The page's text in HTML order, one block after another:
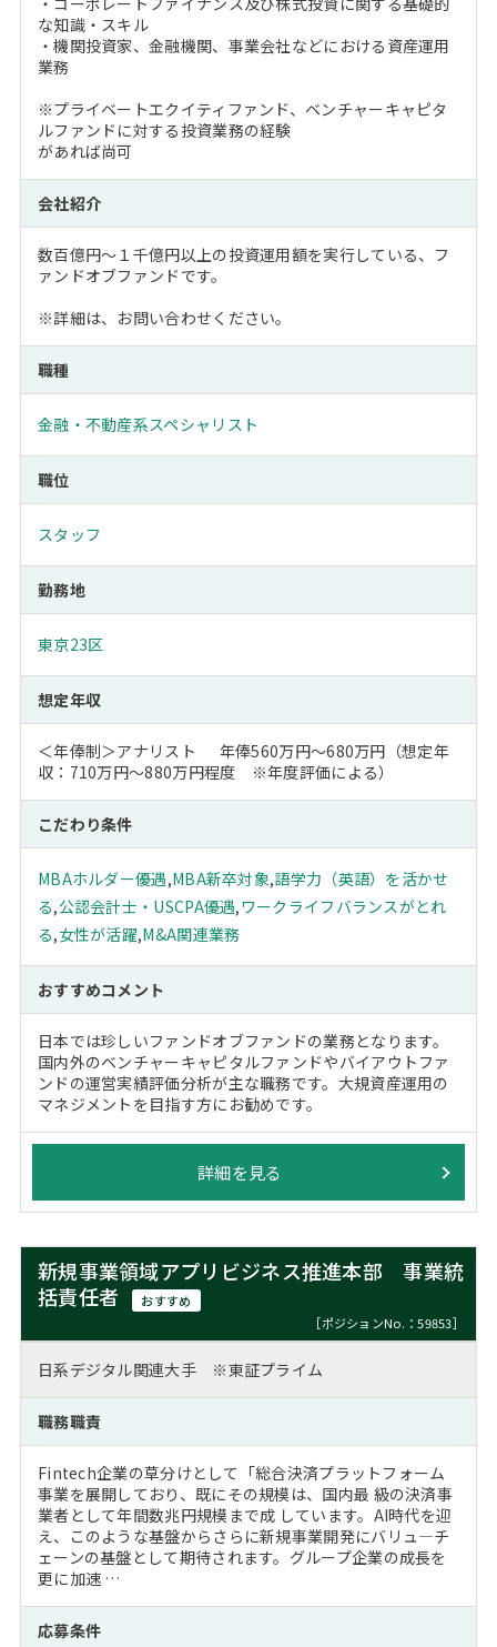
な知識・スキル
・機関投資家、金融機関、事業会社などにおける資産運用
業務
※プライベートエクイティファンド、ベンチャーキャピタ
ルファンドに対する投資業務の経験
があれば尚可
会社紹介
数百億円～１千億円以上の投資運用額を実行している、フ
ァンドオブファンドです。
※詳細は、お問い合わせください。
職種
金融・不動産系スペシャリスト
職位
スタッフ
勤務地
東京23区
想定年収
＜年俸制＞アナリスト 年俸560万円～680万円（想定年
収：710万円～880万円程度 ※年度評価による）
こだわり条件
MBAホルダー優遇,MBA新卒対象,語学力（英語）を活かせ
る,公認会計士・USCPA優遇, ワークライフバランスがとれ
る,女性が活躍,M&A関連業務
おすすめコメント
日本では珍しいファンドオブファンドの業務となります。
国内外のベンチャーキャピタルファンドやバイアウトファ
ンドの運営実績評価分析が主な職務です。大規資産運用の
マネジメントを目指す方にお勧めです。
詳細を見る
新規事業領域アプリビジネス推進本部 事業統
括責任者
おすすめ
［ポジションNo.：59853］
日系デジタル関連大手 ※東証プライム
職務職責
Fintech企業の草分けとして「総合決済プラットフォーム
事業を展開しており、既にその規模は、国内最 級の決済事
業者として年間数兆円規模まで成 しています。AI時代を迎
え、このような基盤からさらに新規事業開発にバリュ―チ
ェーンの基盤として期待されます。グループ企業の成長を
更に加速 …
応募条件